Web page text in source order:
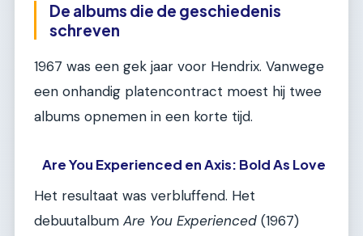
De albums die de geschiedenis
schreven
1967 was een gek jaar voor Hendrix. Vanwege
een onhandig platencontract moest hij twee
albums opnemen in een korte tijd.
Are You Experienced en Axis: Bold As Love
Het resultaat was verbluffend. Het
debuutalbum Are You Experienced (1967)